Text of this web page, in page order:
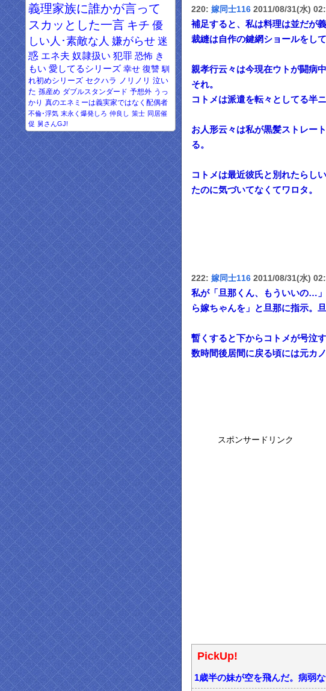
義理家族に誰かが言って
スカッとした一言 キチ 優
しい人･素敵な人 嫌がらせ 迷
惑 エネ夫 奴隷扱い 犯罪 恐怖 き
もい 愛してるシリーズ 幸せ 復讐 馴
れ初めシリーズ セクハラ ノリノリ 泣い
た 孫産め ダブルスタンダード 予想外 うっ
かり 真のエネミーは義実家ではなく配偶者
不倫･浮気 末永く爆発しろ 仲良し 策士 同居催
促 舅さんGJ!
220: 嫁同士116 2011/08/31(水)
補足すると、私は料理は並だが
裁縫は自作の鍵網ショールをし
親孝行云々は今現在ウトが闘病
それ。
コトメは派遣を転々としてる半
お人形云々は私が黒髪ストレー
る。
コトメは最近彼氏と別れたらし
たのに気づいてなくてワロタ。
222: 嫁同士116 2011/08/31(水)
私が「旦那くん、もういいの…
ら嫁ちゃんを」と旦那に指示。
暫くすると下からコトメが号泣
数時間後居間に戻る頃には元カ
スポンサードリンク
PickUp!
1歳半の妹が空を飛んだ。病弱